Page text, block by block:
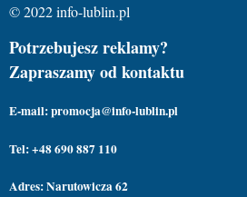
© 2022 info-lublin.pl
Potrzebujesz reklamy?
Zapraszamy od kontaktu
E-mail: promocja@info-lublin.pl
Tel: +48 690 887 110
Adres: Narutowicza 62